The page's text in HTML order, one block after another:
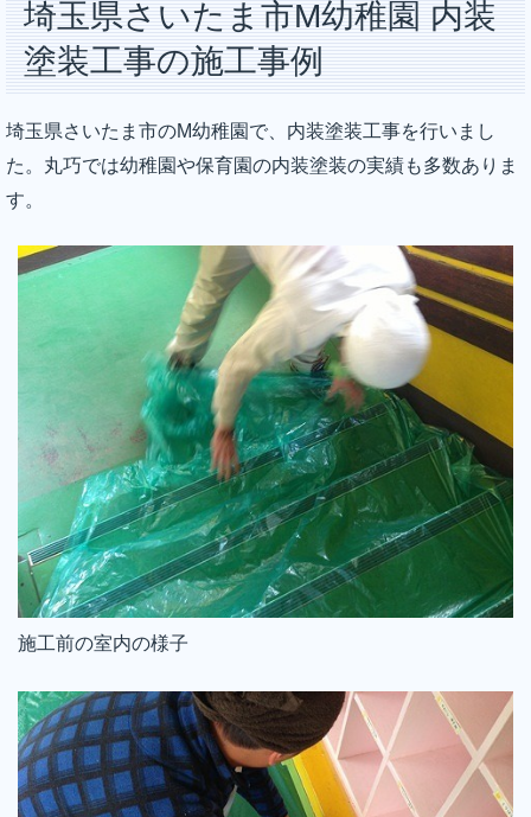
埼玉県さいたま市M幼稚園 内装
塗装工事の施工事例
埼玉県さいたま市のM幼稚園で、内装塗装工事を行いまし
た。丸巧では幼稚園や保育園の内装塗装の実績も多数ありま
す。
施工前の室内の様子
株式会社丸巧